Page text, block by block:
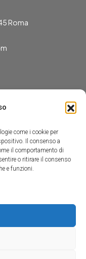
come i cookie per
Il consenso a
il comportamento di
o ritirare il consenso
e funzioni.
Roma